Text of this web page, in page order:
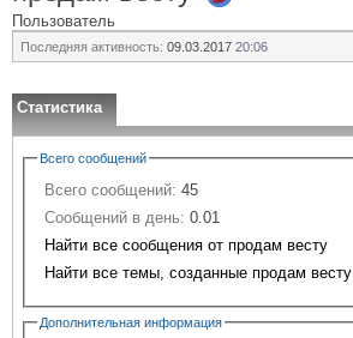
Пользователь
Последняя активность: 09.03.2017 20:06
Статистика
Всего сообщений
Всего сообщений: 45
Сообщений в день: 0.01
Найти все сообщения от продам весту
Найти все темы, созданные продам весту
Дополнительная информация